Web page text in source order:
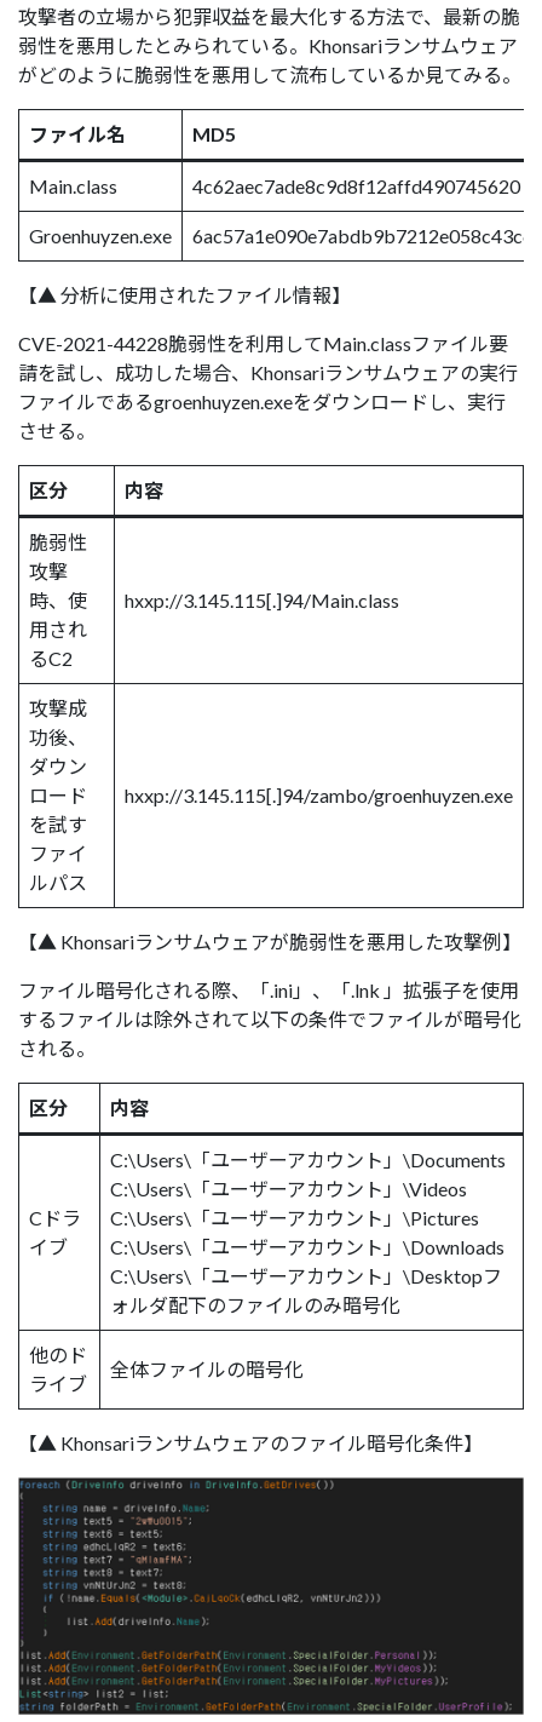
攻撃者の立場から犯罪収益を最大化する方法で、最新の脆
弱性を悪用したとみられている。Khonsariランサムウェア
がどのように脆弱性を悪用して流布しているか見てみる。
ファイル名 MD5
Main.class 4c62aec7ade8c9d8f12affd490745620
Groenhuyzen.exe 6ac57a1e090e7abdb9b7212e058c43c6
【▲ 分析に使用されたファイル情報】
CVE-2021-44228脆弱性を利用してMain.classファイル要
請を試し、成功した場合、Khonsariランサムウェアの実行
ファイルであるgroenhuyzen.exeをダウンロードし、実行
させる。
区分 内容
脆弱性
攻撃
時、使
用され
るC2
hxxp://3.145.115[.]94/Main.class
攻撃成
功後、
ダウン
ロード
を試す
ファイ
ルパス
hxxp://3.145.115[.]94/zambo/groenhuyzen.exe
【▲ Khonsariランサムウェアが脆弱性を悪用した攻撃例】
ファイル暗号化される際、「.ini」、「.lnk 」拡張子を使用
するファイルは除外されて以下の条件でファイルが暗号化
される。
区分 内容
Cドラ
イブ
C:\Users\「ユーザーアカウント」\Documents
C:\Users\「ユーザーアカウント」\Videos
C:\Users\「ユーザーアカウント」\Pictures
C:\Users\「ユーザーアカウント」\Downloads
C:\Users\「ユーザーアカウント」\Desktopフ
ォルダ配下のファイルのみ暗号化
他のド
ライブ
全体ファイルの暗号化
【▲ Khonsariランサムウェアのファイル暗号化条件】